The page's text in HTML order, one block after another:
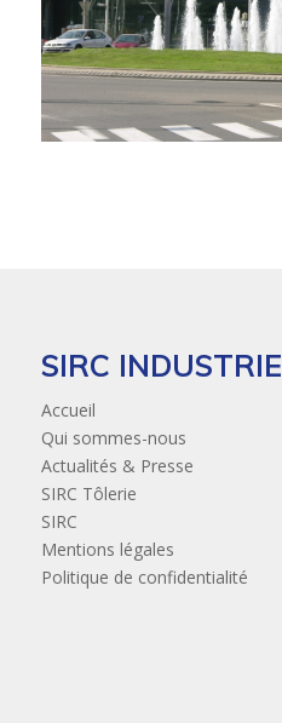
SIRC INDUSTRIE
Accueil
Qui sommes-nous
Actualités & Presse
SIRC Tôlerie
SIRC
Mentions légales
Politique de confidentialité